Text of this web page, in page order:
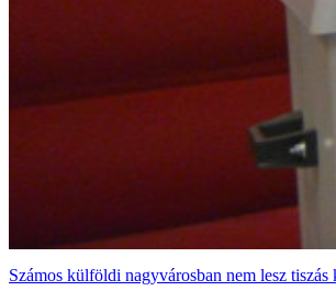
Számos külföldi nagyvárosban nem lesz